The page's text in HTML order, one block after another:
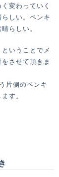
変わっていく
しい。ペンキ
らしい。
いうことでメ
させて頂きま
片側のペンキ
す。